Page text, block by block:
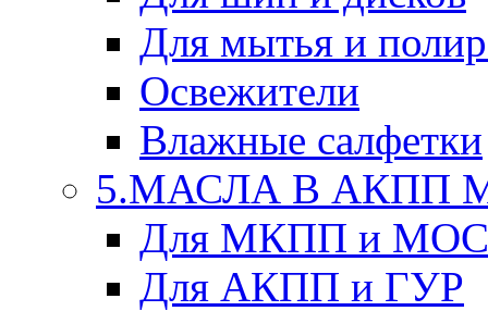
Для мытья и
Освежители
Влажные салфетки
5.МАСЛА В АКПП
Для МКПП и
Для АКПП и ГУР